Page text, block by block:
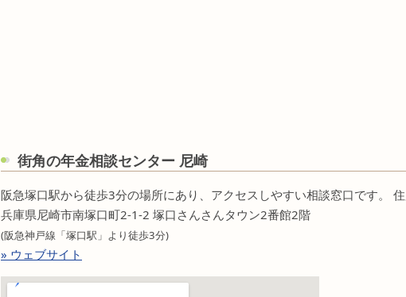
街角の年金相談センター 尼崎
阪急塚口駅から徒歩3分の場所にあり、アクセスしやすい相談窓口です。
兵庫県尼崎市南塚口町2-1-2 塚口さんさんタウン2番館2階
(阪急神戸線「塚口駅」より徒歩3分)
» ウェブサイト